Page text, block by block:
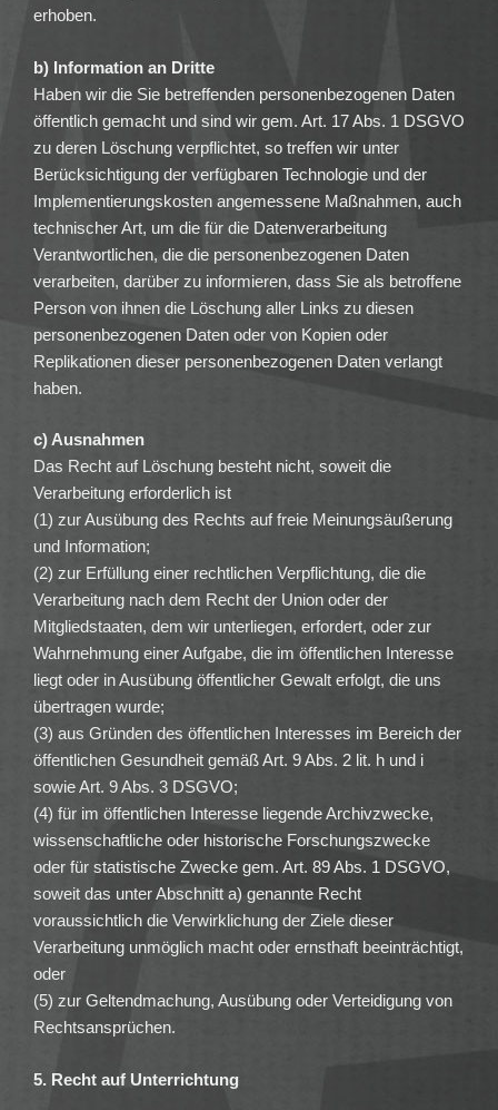
erhoben.
b) Information an Dritte
Haben wir die Sie betreffenden personenbezogenen Daten
öffentlich gemacht und sind wir gem. Art. 17 Abs. 1 DSGVO
zu deren Löschung verpflichtet, so treffen wir unter
Berücksichtigung der verfügbaren Technologie und der
Implementierungskosten angemessene Maßnahmen, auch
technischer Art, um die für die Datenverarbeitung
Verantwortlichen, die die personenbezogenen Daten
verarbeiten, darüber zu informieren, dass Sie als betroffene
Person von ihnen die Löschung aller Links zu diesen
personenbezogenen Daten oder von Kopien oder
Replikationen dieser personenbezogenen Daten verlangt
haben.
c) Ausnahmen
Das Recht auf Löschung besteht nicht, soweit die
Verarbeitung erforderlich ist
(1) zur Ausübung des Rechts auf freie Meinungsäußerung
und Information;
(2) zur Erfüllung einer rechtlichen Verpflichtung, die die
Verarbeitung nach dem Recht der Union oder der
Mitgliedstaaten, dem wir unterliegen, erfordert, oder zur
Wahrnehmung einer Aufgabe, die im öffentlichen Interesse
liegt oder in Ausübung öffentlicher Gewalt erfolgt, die uns
übertragen wurde;
(3) aus Gründen des öffentlichen Interesses im Bereich der
öffentlichen Gesundheit gemäß Art. 9 Abs. 2 lit. h und i
sowie Art. 9 Abs. 3 DSGVO;
(4) für im öffentlichen Interesse liegende Archivzwecke,
wissenschaftliche oder historische Forschungszwecke
oder für statistische Zwecke gem. Art. 89 Abs. 1 DSGVO,
soweit das unter Abschnitt a) genannte Recht
voraussichtlich die Verwirklichung der Ziele dieser
Verarbeitung unmöglich macht oder ernsthaft beeinträchtigt,
oder
(5) zur Geltendmachung, Ausübung oder Verteidigung von
Rechtsansprüchen.
5. Recht auf Unterrichtung